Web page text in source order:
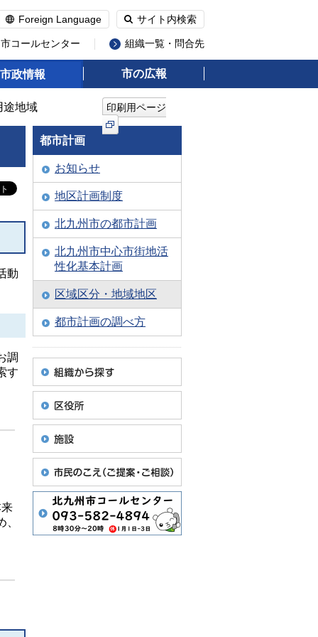
Foreign Language サイト内検索
コールセンター 組織一覧・問合先
市政情報 市の広報
途地域 印刷用ページ
動
調
す
都市計画
お知らせ
地区計画制度
北九州市の都市計画
北九州市中心市街地活
性化基本計画
区域区分・地域地区
都市計画の調べ方